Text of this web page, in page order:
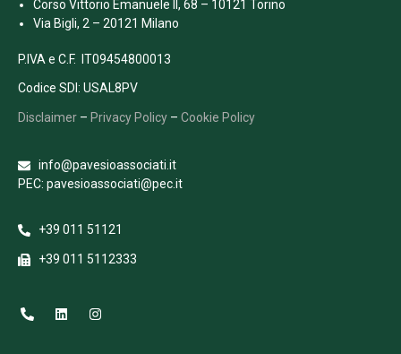
Corso Vittorio Emanuele II, 68 – 10121 Torino
Via Bigli, 2 – 20121 Milano
P.IVA e C.F. IT09454800013
Codice SDI: USAL8PV
Disclaimer – Privacy Policy – Cookie Policy
info@pavesioassociati.it
PEC: pavesioassociati@pec.it
+39 011 51121
+39 011 5112333